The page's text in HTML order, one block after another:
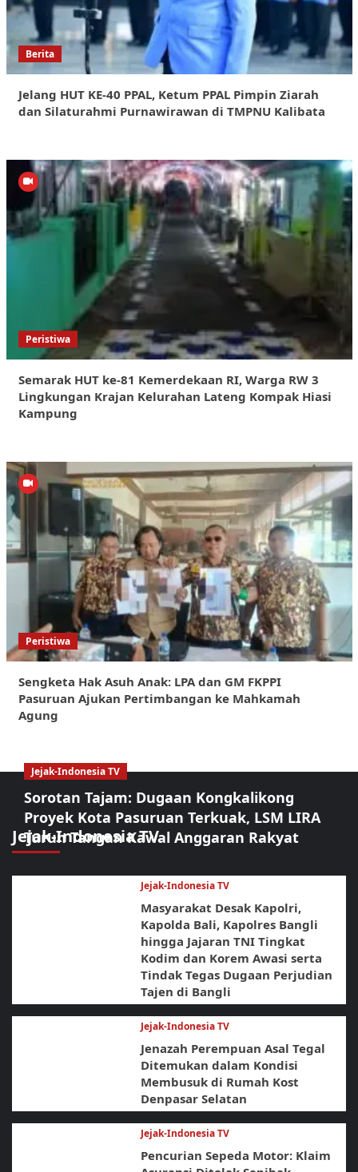
Berita
Jelang HUT KE-40 PPAL, Ketum PPAL Pimpin Ziarah
dan Silaturahmi Purnawirawan di TMPNU Kalibata
Peristiwa
Semarak HUT ke-81 Kemerdekaan RI, Warga RW 3
Lingkungan Krajan Kelurahan Lateng Kompak Hiasi
Kampung
Peristiwa
Sengketa Hak Asuh Anak: LPA dan GM FKPPI
Pasuruan Ajukan Pertimbangan ke Mahkamah
Agung
Jejak-Indonesia TV
Jejak-Indonesia TV
Sorotan Tajam: Dugaan Kongkalikong
Proyek Kota Pasuruan Terkuak, LSM LIRA
Turun Tangan Kawal Anggaran Rakyat
Jejak-Indonesia TV
Masyarakat Desak Kapolri,
Kapolda Bali, Kapolres Bangli
hingga Jajaran TNI Tingkat
Kodim dan Korem Awasi serta
Tindak Tegas Dugaan Perjudian
Tajen di Bangli
Jejak-Indonesia TV
Jenazah Perempuan Asal Tegal
Ditemukan dalam Kondisi
Membusuk di Rumah Kost
Denpasar Selatan
Jejak-Indonesia TV
Pencurian Sepeda Motor: Klaim